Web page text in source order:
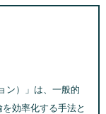
ン）」は、一般的
効率化する手法と